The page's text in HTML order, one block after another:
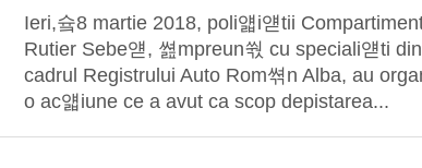
Ieri,슠8 martie 2018, poli얣i얟tii
Rutier Sebe얟, 쎮mpreun쒃 cu speciali얟ti din
cadrul Registrului Auto Rom쎢n Alba, au
o ac얣iune ce a avut ca scop depistarea...